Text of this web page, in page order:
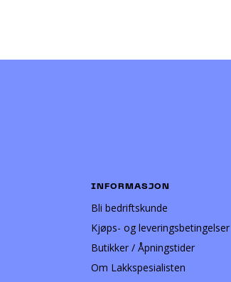
INFORMASJON
Bli bedriftskunde
Kjøps- og leveringsbetingelser
Butikker / Åpningstider
Om Lakkspesialisten